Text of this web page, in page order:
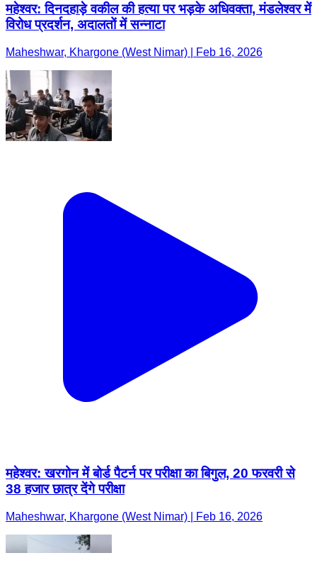
महेश्वर: दिनदहाड़े वकील की हत्या पर भड़के अधिवक्ता, मंडलेश्वर में
विरोध प्रदर्शन, अदालतों में सन्नाटा
Maheshwar, Khargone (West Nimar) | Feb 16, 2026
महेश्वर: खरगोन में बोर्ड पैटर्न पर परीक्षा का बिगुल, 20 फरवरी से
38 हजार छात्र देंगे परीक्षा
Maheshwar, Khargone (West Nimar) | Feb 16, 2026